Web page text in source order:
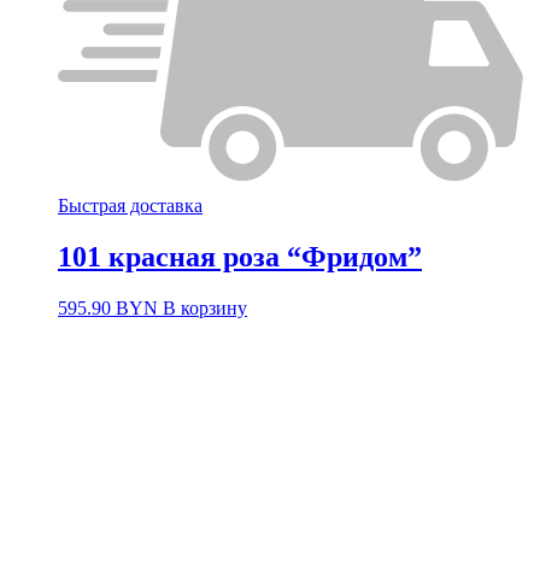
Быстрая доставка
101 красная роза “Фридом”
595.90 BYN В корзину